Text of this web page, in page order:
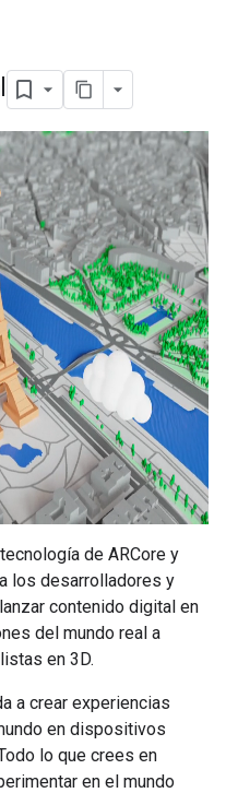
de ARCore y
los desarrolladores y
contenido digital en
del mundo real a
en 3D.
a crear experiencias
en dispositivos
lo que crees en
en el mundo